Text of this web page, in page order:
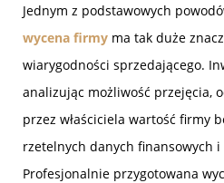
Jednym z podstawowych
wycena firmy ma tak duże
wiarygodności sprzedającego.
analizując możliwość przejęcia,
przez właściciela wartość firmy
rzetelnych danych finansowych
Profesjonalnie przygotowana